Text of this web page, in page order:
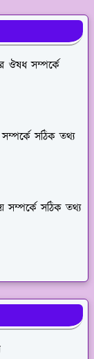
ঔষধ সম্পর্কে
সম্পর্কে সঠিক তথ্য
সম্পর্কে সঠিক তথ্য